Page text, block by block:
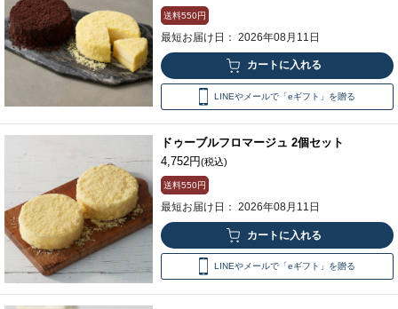
送料550円
最短お届け日： 2026年08月11日
LINEやメールで「eギフト」を贈る
ドゥーブルフロマージュ 2個セット
4,752円(税込)
送料550円
最短お届け日： 2026年08月11日
LINEやメールで「eギフト」を贈る